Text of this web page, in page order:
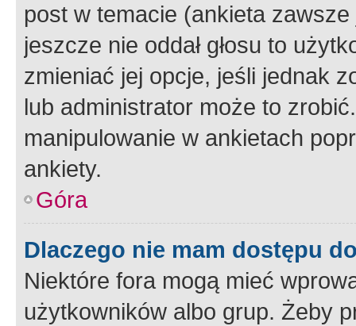
post w temacie (ankieta
jeszcze nie oddał głosu to
zmieniać jej opcje, jeśli jednak
lub administrator może to
manipulowanie w ankietach
ankiety.
Góra
Dlaczego nie mam dostępu
Niektóre fora mogą mieć
użytkowników albo grup. Żeby